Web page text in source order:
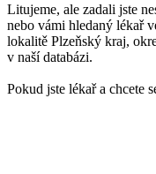
Litujeme, ale zadali jste
nebo vámi hledaný lékař
lokalitě Plzeňský kraj,
v naší databázi.
Pokud jste lékař a chcete